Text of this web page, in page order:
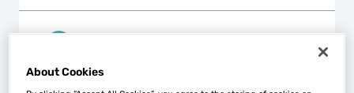
6.61 km
ZA Les Olivettes
35520 MELESSE
About Cookies